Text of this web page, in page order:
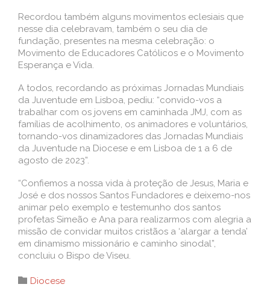
Recordou também alguns movimentos eclesiais que
nesse dia celebravam, também o seu dia de
fundação, presentes na mesma celebração: o
Movimento de Educadores Católicos e o Movimento
Esperança e Vida.
A todos, recordando as próximas Jornadas Mundiais
da Juventude em Lisboa, pediu: “convido-vos a
trabalhar com os jovens em caminhada JMJ, com as
famílias de acolhimento, os animadores e voluntários,
tornando-vos dinamizadores das Jornadas Mundiais
da Juventude na Diocese e em Lisboa de 1 a 6 de
agosto de 2023”.
“Confiemos a nossa vida à proteção de Jesus, Maria e
José e dos nossos Santos Fundadores e deixemo-nos
animar pelo exemplo e testemunho dos santos
profetas Simeão e Ana para realizarmos com alegria a
missão de convidar muitos cristãos a ‘alargar a tenda’
em dinamismo missionário e caminho sinodal”,
concluiu o Bispo de Viseu.
 Category
Diocese